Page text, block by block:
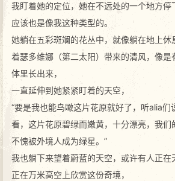
我盯着她的定位，她在不远处的一个地方停
应该也是像我这种类型的。
她躺在五彩斑斓的花丛中，就像躺在地上休
着瑟多维娜（第二太阳）带来的清风，像是
体里长出来，
一直延伸到她紧紧盯着的天空，
“要是我也能鸟瞰这片花原就好了，听alia们
看，这片花原碧绿而嫩黄，十分漂亮，我们
不愧被外境人成为绿星。”
我也躺下来望着蔚蓝的天空，或许有人正在
正在万米高空上欣赏这份奇境，